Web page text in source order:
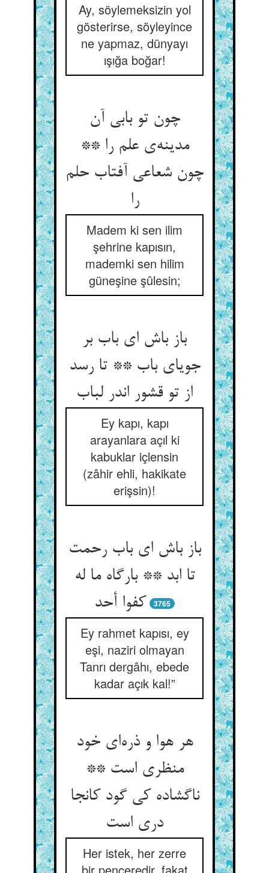
Ay, söylemeksizin yol
gösterirse, söyleyince
ne yapmaz, dünyayı
ışığa boğar!
چون تو بابی آن
مدینه‌‌ی علم را **
چون شعاعی آفتاب حلم
را
Madem ki sen ilim
şehrine kapısın,
mademki sen hilim
güneşine şûlesin;
باز باش ای باب بر
جویای باب ** تا رسد
Ey kapı, kapı
arayanlara açıl ki
kabuklar içlensin
(zâhir ehli, hakikate
erişsin)!
باز باش ای باب رحمت
تا ابد ** بارگاه ما له
کفوا أحد
3765
Ey rahmet kapısı, ey
eşi, naziri olmayan
Tanrı dergâhı, ebede
kadar açık kal!”
هر هوا و ذره‌‌ای خود
منظری است **
ناگشاده کی گود کانجا
Her istek, her zerre